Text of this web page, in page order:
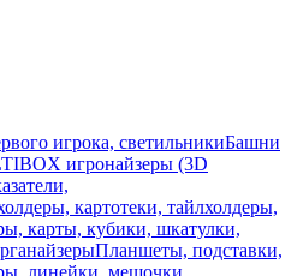
игрока, светильникиБашни
игронайзеры (3D
картотеки, тайлхолдеры,
карты, кубики, шкатулки,
Планшеты, подставки,
линейки, мешочки